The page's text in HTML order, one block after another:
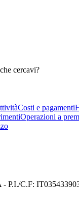
cercavi?
Costi e pagamenti
Operazioni a
P.I./C.F: